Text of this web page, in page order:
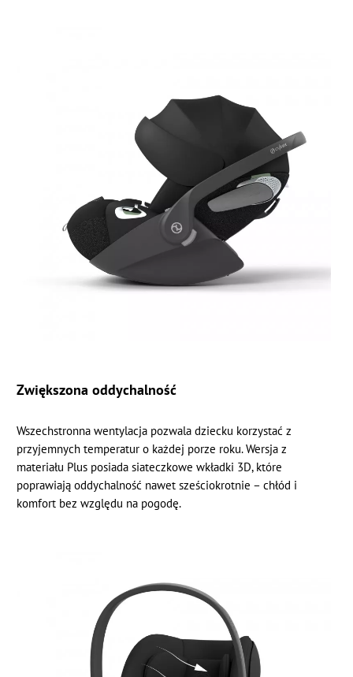
Zwiększona oddychalność
Wszechstronna wentylacja pozwala dziecku korzystać z
przyjemnych temperatur o każdej porze roku. Wersja z
materiału Plus posiada siateczkowe wkładki 3D, które
poprawiają oddychalność nawet sześciokrotnie – chłód i
komfort bez względu na pogodę.